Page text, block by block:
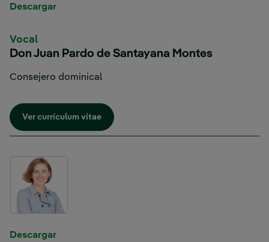
DescargarEnlace externo, se abre en ventana nueva.
Vocal
Don Juan Pardo de Santayana Montes
Consejero dominical
Ver currículum vitaeEnlace externo, se abre en ventana nueva.
DescargarEnlace externo, se abre en ventana nueva.